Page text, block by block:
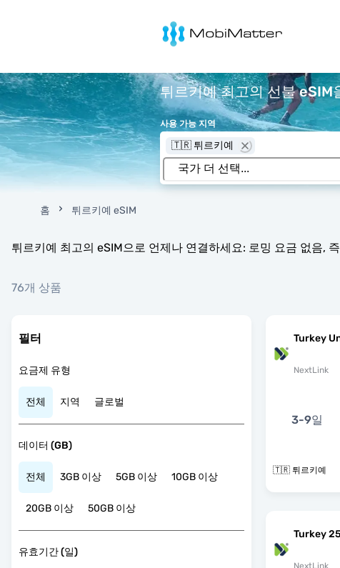
MobiMatter
튀르키예 최고의 선불
사용 가능 지역
🇹🇷 튀르키예
홈 튀르키예 eSIM
튀르키예 최고의 eSIM으로 언제나 연결하세요: 로밍 요금 없음,
76개 상품
필터
요금제 유형
전체 지역 글로벌
데이터 (GB)
전체 3GB 이상 5GB 이상 10GB 이상
20GB 이상 50GB 이상
유효기간 (일)
Turkey
NextLink
3-9일
🇹🇷 튀르키예
Turkey
NextLink